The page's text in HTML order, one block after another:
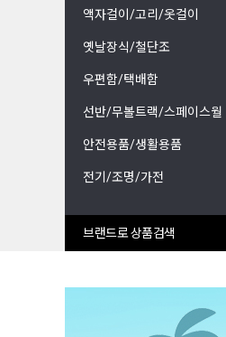
액자걸이/고리/옷걸이
옛날장식/철단조
우편함/택배함
선반/무볼트랙/스페이스월
안전용품/생활용품
전기/조명/가전
브랜드로 상품검색